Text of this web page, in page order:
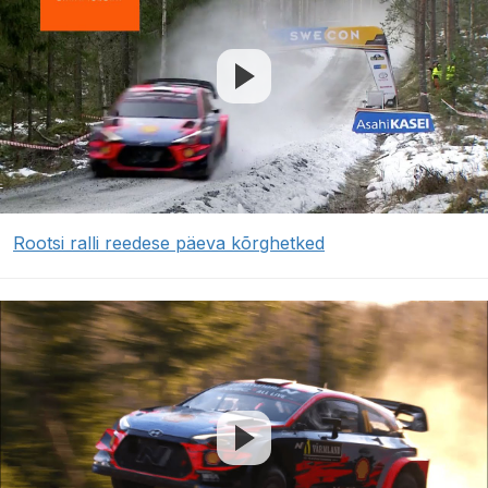
Rootsi ralli reedese päeva kõrghetked